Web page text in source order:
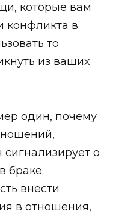
которые вам
конфликта в
то
из ваших
один, почему
сигнализирует о
браке.
внести
в отношения,